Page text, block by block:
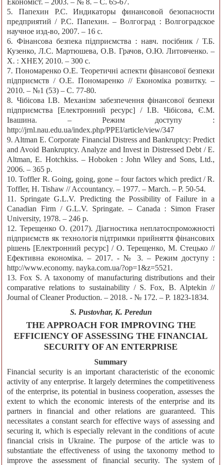
Економіст. – 2003. – № 8. – С. 65-67.
5. Папехин Р.С. Индикаторы финансовой безопасности
предприятий / Р.С. Папехин. – Волгоград : Волгоградское
научное изд-во, 2007. – 16 с.
6. Фінансова безпека підприємства : навч. посібник / Т.Б.
Кузенко, Л.С. Мартюшева, О.В. Грачов, О.Ю. Литовченко. –
Х. : ХНЕУ, 2010. – 300 с.
7. Пономаренко О.Е. Теоретичні аспекти фінансової безпеки
підприємств / О.Е. Пономаренко // Економіка розвитку. –
2010. – №1 (53) – С. 77-80.
8. Чібісова І.В. Механізм забезпечення фінансової безпеки
підприємства [Електронний ресурс] / І.В. Чібісова, Є.М.
Івашина. – Режим доступу :
http://jrnl.nau.edu.ua/index.php/PPEI/article/view/347
9. Altman E. Corporate Financial Distress and Bankruptcy: Predict
and Avoid Bankruptcy. Analyze and Invest in Distressed Debt / E.
Altman, E. Hotchkiss. – Hoboken : John Wiley and Sons, Ltd.,
2006. – 365 р.
10. Toffler R. Going, going, gone – four factors which predict / R.
Toffler, H. Tishaw // Accountancy. – 1977. – March. – Р. 50-54.
11. Springate G.L.V. Predicting the Possibility of Failure in a
Canadian Firm / G.L.V. Springate. – Canada : Simon Fraser
University, 1978. – 246 р.
12. Терещенко О. (2017). Діагностика неплатоспроможності
підприємств як технологія підтримки прийняття фінансових
рішень [Електронний ресурс] / О. Терещенко, М. Стецько //
Ефективна економіка. – 2017. - № 3. – Режим доступу :
http://www.economy. nayka.com.ua/?op=1&z=5521.
13. Fox S. A taxonomy of manufacturing distributions and their
comparative relations to sustainability / S. Fox, B. Alptekin //
Journal of Cleaner Production. – 2018. - № 172. – Р. 1823-1834.
S. Pustovhar, К. Peredun
THE APPROACH FOR IMPROVING THE
EFFICIENCY OF ASSESSING THE FINANCIAL
SECURITY OF AN ENTERPRISE
Summary
Financial security is an important characteristic of the economic
activity of any enterprise. It largely determines the competitiveness
of the enterprise, its potential in business cooperation, assesses the
extent to which the economic interests of the enterprise and its
partners in financial and other relations are guaranteed. This
necessitates a constant search for effective ways of assessing and
securing it, which is especially relevant in the conditions of acute
financial crisis in Ukraine. The purpose of the article was to
substantiate the effectiveness of using the taxonomy method to
improve the assessment of financial security. The system of